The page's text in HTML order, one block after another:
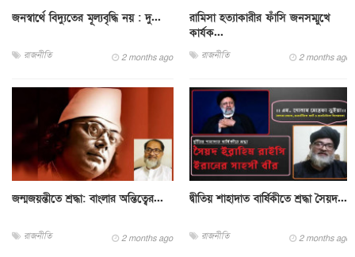
জনস্বার্থে বিদ্যুতের মূল্যবৃদ্ধি নয় : দু...
রাজনীতি 2 months ago
রামিসা হত্যাকারীর ফাঁসি জনসম্মুখে
কার্যক...
রাজনীতি 2 months ago
জন্মজয়ন্তীতে শ্রদ্ধা: বাংলার অন্তিত্বের...
রাজনীতি 2 months ago
দ্বীতিয় শাহাদাত বার্ষিকীতে শ্রদ্ধা সৈয়দ...
রাজনীতি 2 months ago